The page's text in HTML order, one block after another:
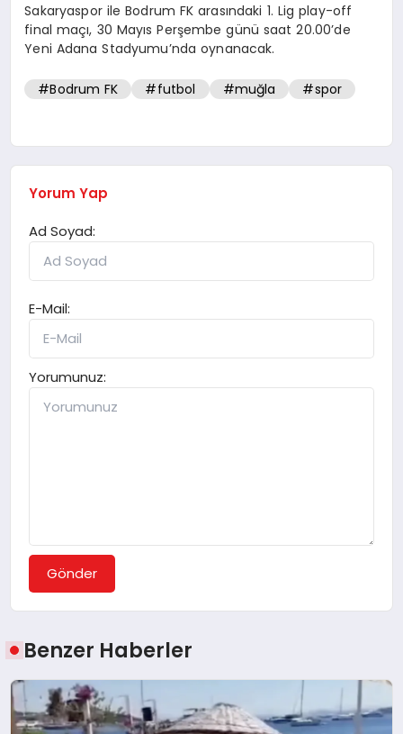
Sakaryaspor ile Bodrum FK arasındaki 1. Lig play-off
final maçı, 30 Mayıs Perşembe günü saat 20.00’de
Yeni Adana Stadyumu’nda oynanacak.
#Bodrum FK #futbol #muğla #spor
Yorum Yap
Ad Soyad:
E-Mail:
Yorumunuz:
Gönder
Benzer Haberler